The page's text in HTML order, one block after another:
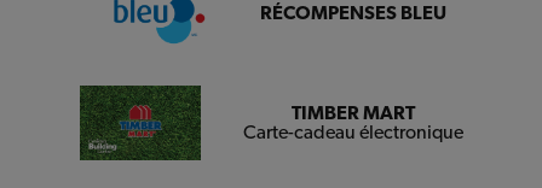
RÉCOMPENSES BLEU
TIMBER MART
Carte-cadeau électronique